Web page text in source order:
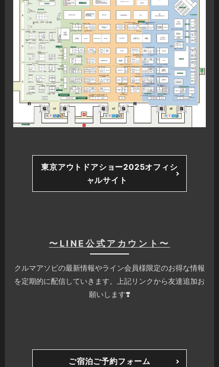
東京アウトドアショー2025オフィシ
ャルサイト
〜LINE公式アカウント〜
クルマアソビの最新情報やライン会員様限定のお得な情報
を定期的に配信していきます。上記リンクから友達追加お
願いします❣️
ご宿泊ご予約フォーム